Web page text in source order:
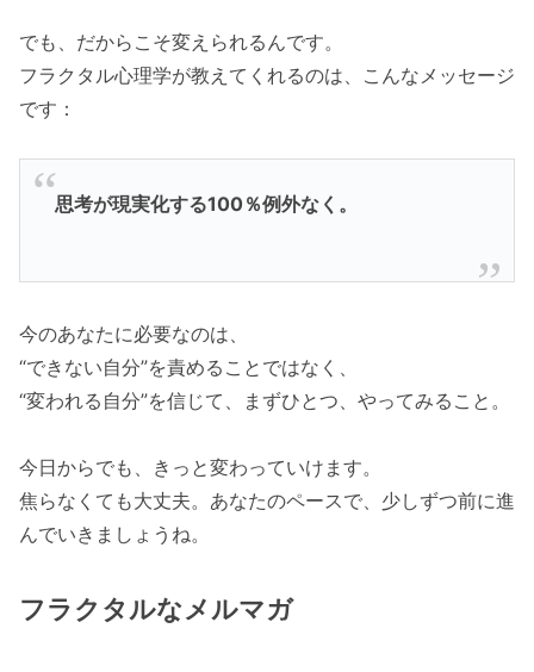
でも、だからこそ変えられるんです。
フラクタル心理学が教えてくれるのは、こんなメッセージ
です：
思考が現実化する100％例外なく。
今のあなたに必要なのは、
“できない自分”を責めることではなく、
“変われる自分”を信じて、まずひとつ、やってみること。
今日からでも、きっと変わっていけます。
焦らなくても大丈夫。あなたのペースで、少しずつ前に進
んでいきましょうね。
フラクタルなメルマガ